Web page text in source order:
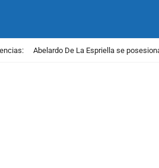
Abelardo De La Espriella se